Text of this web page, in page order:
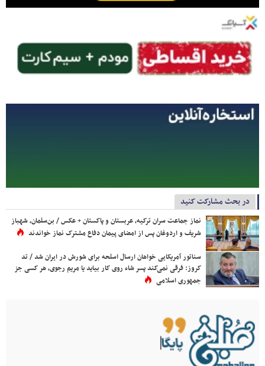
در بحث مشارکت کنید
نماز جماعت سران ترکیه، عربستان و پاکستان + عکس / بن‌سلمان، شهباز
شریف و اردوغان پس از امضای پیمان دفاع مشترک نماز خواندند
سناتور آمریکایی خواهان ارسال اسلحه برای شورش در ایران شد / تد
کروز: فرقی نمی‌کند پسر شاه روی کار بیاید یا مریم رجوی، هر کسی جز
جمهوری اسلامی